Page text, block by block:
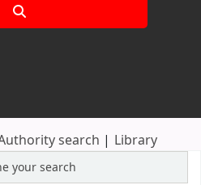
search Library
your search